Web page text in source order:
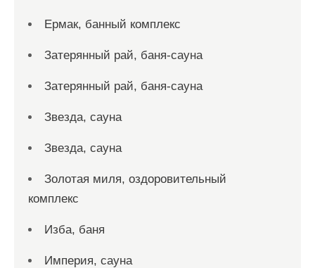
Ермак, банный комплекс
Затерянный рай, баня-сауна
Затерянный рай, баня-сауна
Звезда, сауна
Звезда, сауна
Золотая миля, оздоровительный
комплекс
Изба, баня
Империя, сауна